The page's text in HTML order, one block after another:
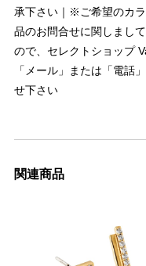
承下さい｜※ご希望のカ
品のお問合せに関しまし
ので、セレクトショップ
「メール」または「電話
せ下さい
関連商品